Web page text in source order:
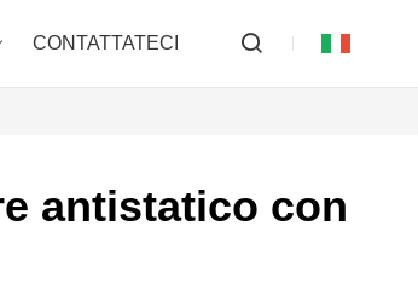
CONTATTATECI
antistatico con